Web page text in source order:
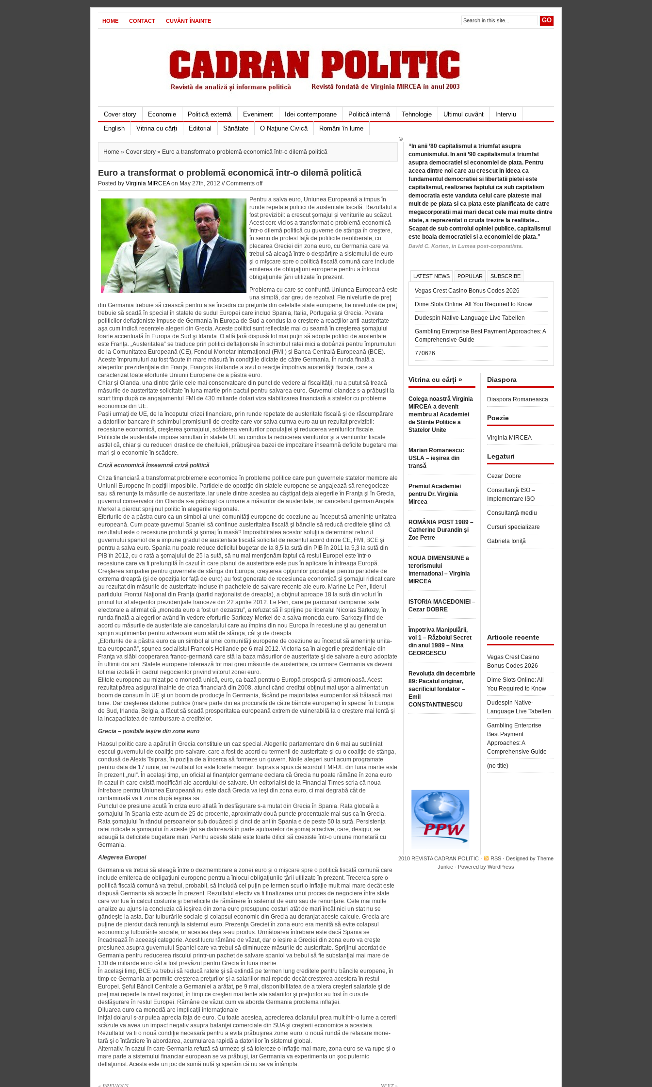
HOME CONTACT CUVÂNT ÎNAINTE
Cover story Economie Politică externă Eveniment Idei contemporane Politică internă Tehnologie Ultimul cuvânt
Interviu
English
Vitrina cu cărți Editorial Sănătate O Naţiune Civică Români în lume
Home » Cover story » Euro a transformat o problemă economică într-o dilemă politică
Euro a transformat o problemă economică într-o dilemă politică
Posted by Virginia MIRCEAon May 27th, 2012 //Comments off
Pentru a salva euro, Uniunea Europeană a impus în
runde repetate politici de austeritate fiscală. Rezultatul a
fost previzibil: a crescut şomajul şi veniturile au scăzut.
Acest cerc vicios a transformat o problemă economică
într-o dilemă politică cu guverne de stânga în creştere,
în semn de protest faţă de politicile neoliberale, cu
plecarea Greciei din zona euro, cu Germania care va
trebui să aleagă între o despărţire a sistemului de euro
şi o mişcare spre o politică fiscală comună care include
emiterea de obligaţiuni europene pentru a înlocui
obligaţiunile ţării utilizate în prezent.
Problema cu care se confruntă Uniunea Europeană este
una simplă, dar greu de rezolvat. Fie nivelurile de preţ
din Germania tre­buie să crească pentru a se încadra cu preţurile din celelalte state europene, fie nivelurile de preţ
trebuie să scadă în special în statele de sudul Europei care includ Spania, Italia, Portugalia şi Grecia. Povara
politicilor deflaţioniste impuse de Germania în Europa de Sud a condus la o creştere a reacţiilor anti-austeritate
aşa cum indică recentele alegeri din Grecia. Aceste politici sunt reflectate mai cu seamă în creşterea şomajului
foarte accentuată în Europa de Sud şi Irlanda. O altă ţară dispusă tot mai puţin să adopte politici de austeritate
este Franţa. „Austeritatea” se traduce prin politici deflaţioniste în schimbul ratei mici a dobânzii pentru împrumuturi
de la Comunitatea Euro­peană (CE), Fondul Monetar Inter­naţio­nal (FMI ) şi Banca Centrală Europeană (BCE).
Aceste împrumuturi au fost fă­cute în mare măsură în condiţiile dic­tate de către Germania. În runda finală a
alegerilor prezidenţiale din Franţa, François Hollande a avut o reacţie împotriva austerităţii fiscale, care a
caracterizat toate eforturile Uniunii Europene de a păstra euro.
Chiar şi Olanda, una dintre ţările cele mai conservatoare din punct de vedere al fiscalităţii, nu a putut să trea­că
măsurile de austeritate solicitate în luna martie prin pactul pentru salvarea euro. Guvernul olandez s-a prăbuşit la
scurt timp după ce angajamentul FMI de 430 miliarde dolari viza stabilizarea financiară a statelor cu probleme
economice din UE.
Paşii urmaţi de UE, de la începutul crizei financiare, prin runde repetate de austeritate fiscală şi de răscum­părare
a datoriilor bancare în schimbul promisiunii de credite care vor salva cumva euro au un rezultat previzibil:
recesiune economică, creş­terea şoma­jului, scăderea veniturilor populaţiei şi reducerea veniturilor fiscale.
Politicile de austeritate impuse simultan în statele UE au condus la reducerea veniturilor şi a veniturilor fiscale
astfel că, chiar şi cu reduceri drastice de cheltuieli, prăbuşirea bazei de impozitare înseamnă deficite bugetare mai
mari şi o economie în scădere.
Criză economică înseamnă criză politică
Criza financiară a transformat problemele economice în probleme politice care pun guvernele statelor membre ale
Uniunii Europene în poziţii imposibile. Partidele de opoziţie din statele europene se angajează să rene­gocieze
sau să renunţe la măsu­rile de austeritate, iar unele dintre acestea au câştigat deja alegerile în Franţa şi în Grecia,
guvernul conser­va­tor din Olanda s-a prăbuşit ca urmare a măsurilor de austeritate, iar cancelarul german Angela
Merkel a pierdut sprijinul politic în alegerile regionale.
Eforturile de a păstra euro ca un sim­bol al unei comunităţi europene de coeziune au început să ameninţe uni­tatea
europeană. Cum poate guvernul Spaniei să continue austeritatea fiscală şi băncile să reducă creditele ştiind că
rezultatul este o recesiune profundă şi şomaj în masă? Imposi­bi­litatea acestor soluţii a determinat refuzul
guvernului spaniol de a impune gradul de austeritate fiscală solicitat de recentul acord dintre CE, FMI, BCE şi
pentru a salva euro. Spania nu poate reduce deficitul bugetar de la 8,5 la sută din PIB în 2011 la 5,3 la sută din
PIB în 2012, cu o rată a şomajului de 25 la sută, să nu mai menţionăm fap­tul că restul Europei este într-o
recesiune care va fi prelungită în cazul în care planul de austeritate este pus în aplicare în întreaga Europă.
Creşterea simpatiei pentru guver­nele de stânga din Europa, creşterea opţiunilor populaţiei pentru partidele de
extrema dreaptă (şi de opoziţia lor faţă de euro) au fost generate de rece­siunea economică şi şomajul ridicat care
au rezultat din măsurile de auste­ritate incluse în pachetele de salvare recente ale euro. Marine Le Pen, liderul
partidului Frontul Naţional din Franţa (partid naţionalist de dreapta), a obţinut aproape 18 la sută din voturi în
primul tur al alegerilor prezidenţiale franceze din 22 aprilie 2012. Le Pen, care pe parcursul campaniei sale
electorale a afirmat că „moneda euro a fost un dezastru”, a refuzat să îl sprijine pe liberalul Nicolas Sarkozy, în
runda finală a alegerilor având în vedere eforturile Sarkozy-Merkel de a salva moneda euro. Sarkozy fiind de
acord cu măsurile de austeritate ale cancelarului care au împins din nou Europa în recesiune şi au generat un
sprijin suplimentar pentru adversarii euro atât de stânga, cât şi de dreapta.
„Eforturile de a păstra euro ca un simbol al unei comunităţi europene de coeziune au început să ameninţe uni­ta­
tea europeană”, spunea socialistul Francois Hollande pe 6 mai 2012. Victoria sa în alegerile prezidenţiale din
Franţa va slăbi cooperarea franco-germană care stă la baza măsurilor de austeritate şi de salvare a euro adop­tate
în ultimii doi ani. Statele europene tolerează tot mai greu măsurile de austeritate, ca urmare Germania va deveni
tot mai izolată în cadrul nego­cierilor privind viitorul zonei euro.
Elitele europene au mizat pe o mone­dă unică, euro, ca bază pentru o Europă prosperă şi armonioasă. Acest
rezultat părea asigurat înainte de criza financiară din 2008, atunci când creditul obţinut mai uşor a alimentat un
boom de consum în UE şi un boom de producţie în Germania, făcând pe majoritatea europenilor să trăiască mai
bine. Dar creşterea datoriei publice (mare parte din ea procurată de către băncile europene) în special în Europa
de Sud, Irlanda, Belgia, a făcut să scadă prosperitatea europeană extrem de vulnerabilă la o creştere mai lentă şi
la incapacitatea de rambursare a creditelor.
Grecia – posibila ieşire din zona euro
Haosul politic care a apărut în Grecia constituie un caz special. Ale­gerile parlamentare din 6 mai au subli­niat
eşecul guvernului de coaliţie pro-salvare, care a fost de acord cu termenii de austeritate şi cu o coaliţie de stânga,
condusă de Alexis Tsipras, în poziţia de a încerca să formeze un guvern. Noile alegeri sunt acum programate
pentru data de 17 iunie, iar rezultatul lor este foarte nesigur. Tsipras a spus că acordul FMI-UE din luna martie este
în prezent „nul”. În acelaşi timp, un oficial al finanţelor germane declara că Grecia nu poate rămâne în zona euro
în cazul în care există modificări ale acordului de salvare. Un editorialist de la Financial Times scria că noua
întrebare pentru Uniunea Europeană nu este dacă Grecia va ieşi din zona euro, ci mai degrabă cât de
contaminată va fi zona după ieşirea sa.
Punctul de presiune acută în criza euro aflată în desfăşurare s-a mutat din Grecia în Spania. Rata globală a
şomajului în Spania este acum de 25 de procente, aproximativ două puncte procentuale mai sus ca în Grecia.
Rata şomajului în rândul persoanelor sub douăzeci şi cinci de ani în Spania e de peste 50 la sută. Persistenţa
ratei ridicate a şomajului în aceste ţări se datorează în parte ajutoarelor de şomaj atractive, care, desigur, se
adaugă la deficitele bugetare mari. Pentru aceste state este foarte dificil să coexiste într-o uniune monetară cu
Germania.
Alegerea Europei
Germania va trebui să aleagă între o dezmembrare a zonei euro şi o mişcare spre o politică fiscală comună care
include emiterea de obligaţiuni europene pentru a înlocui obligaţiunile ţării utilizate în prezent. Trecerea spre o
politică fiscală comună va trebui, probabil, să includă cel puţin pe ter­men scurt o inflaţie mult mai mare decât este
dispusă Germania să accepte în prezent. Rezultatul efectiv va fi finalizarea unui proces de nego­ciere între state
care vor lua în calcul costurile şi beneficiile de rămânere în sistemul de euro sau de renunţare. Cele mai multe
analize au ajuns la concluzia că ieşirea din zona euro presupune costuri atât de mari încât nici un stat nu se
gândeşte la asta. Dar tulburările sociale şi colapsul econo­mic din Grecia au deranjat aceste calcule. Grecia are
puţine de pierdut dacă renunţă la sistemul euro. Prezen­ţa Greciei în zona euro era menită să evite colapsul
economic şi tulburările sociale, or acestea deja s-au produs. Următoarea întrebare este dacă Spa­nia se
încadrează în aceeaşi categorie. Acest lucru rămâne de văzut, dar o ieşire a Greciei din zona euro va creşte
presiunea asupra guvernului Spaniei care va trebui să diminueze măsurile de austeritate. Sprijinul acordat de
Germania pentru reducerea riscului printr-un pachet de salvare spaniol va trebui să fie substanţial mai mare de
130 de miliarde euro cât a fost prevăzut pentru Grecia în luna martie.
În acelaşi timp, BCE va trebui să reducă ratele şi să extindă pe termen lung creditele pentru băncile euro­pene, în
timp ce Germania ar permite creşterea preţurilor şi a salariilor mai repede decât creşterea acestora în restul
Europei. Şeful Băncii Centrale a Germaniei a arătat, pe 9 mai, dispo­nibilitatea de a tolera creşteri salariale şi de
preţ mai repede la nivel naţional, în timp ce creşteri mai lente ale salariilor şi preţurilor au fost în curs de
desfăşurare în restul Europei. Rămâne de văzut cum va aborda Germania problema inflaţiei.
Diluarea euro ca monedă are implicaţii internaţionale
Iniţial dolarul s-ar putea aprecia faţa de euro. Cu toate acestea, aprecierea dolarului prea mult într-o lu­me a cererii
scăzute va avea un impact negativ asupra balanţei comer­ciale din SUA şi creşterii economice a acesteia.
Rezultatul va fi o nouă condiţie nece­sară pentru a evita prăbuşirea zonei euro: o nouă rundă de relaxare mone­
tară şi o întârziere în abordarea, acumularea rapidă a datoriilor în sistemul global.
Alternativ, în cazul în care Germania refuză să urmeze şi să tolereze o inflaţie mai mare, zona euro se va rupe şi o
mare parte a sistemului financiar european se va prăbuşi, iar Germania va experimenta un şoc puternic
deflaţionist. Acesta este un joc de sumă nulă şi sperăm că nu se va întâmpla.
“In anii ’80 capitalismul a triumfat asupra
comunismului. In anii ’90 capitalismul a triumfat
asupra democratiei si economiei de piata. Pentru
aceea dintre noi care au crescut in ideea ca
fundamentul democratiei si libertatii pietei este
capitalismul, realizarea faptului ca sub capitalism
democratia este vanduta celui care plateste mai
mult de pe piata si ca piata este planificata de catre
megacorporatii mai mari decat cele mai multe dintre
state, a reprezentat o cruda trezire la realitate...
Scapat de sub controlul opiniei publice, capitalismul
este boala democratiei si a economiei de piata.”
David C. Korten, in Lumea post-corporatista.
LATEST NEWS POPULAR SUBSCRIBE
Vegas Crest Casino Bonus Codes 2026
Dime Slots Online: All You Required to Know
Dudespin Native-Language Live Tabellen
Gambling Enterprise Best Payment Approaches: A
Comprehensive Guide
770626
Vitrina cu cărți »
Colega noastră Virginia
MIRCEA a devenit
membru al Academiei
de Științe Politice a
Statelor Unite
Marian Romanescu:
USLA – ieșirea din
transă
Premiul Academiei
pentru Dr. Virginia
Mircea
ROMÂNIA POST 1989 –
Catherine Durandin şi
Zoe Petre
NOUA DIMENSIUNE a
terorismului
international – Virginia
MIRCEA
ISTORIA MACEDONIEI –
Cezar DOBRE
Împotriva Manipulării,
vol 1 – Războiul Secret
din anul 1989 – Nina
GEORGESCU
Revoluția din decembrie
89: Pacatul originar,
sacrificiul fondator –
Emil
CONSTANTINESCU
Diaspora
Diaspora Romaneasca
Poezie
Virginia MIRCEA
Legaturi
Cezar Dobre
Consultanţă ISO –
Implementare ISO
Consultanță mediu
Cursuri specializare
Gabriela Ioniţă
Articole recente
Vegas Crest Casino
Bonus Codes 2026
Dime Slots Online: All
You Required to Know
Dudespin Native-
Language Live Tabellen
Gambling Enterprise
Best Payment
Approaches: A
Comprehensive Guide
(no title)
©
2010 REVISTA CADRAN POLITIC · RSS · Designed by Theme
Junkie · Powered by WordPress